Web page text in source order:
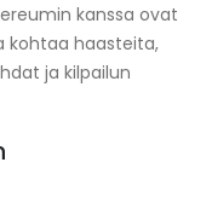
kanssa ovat
kohtaa haasteita,
ja kilpailun